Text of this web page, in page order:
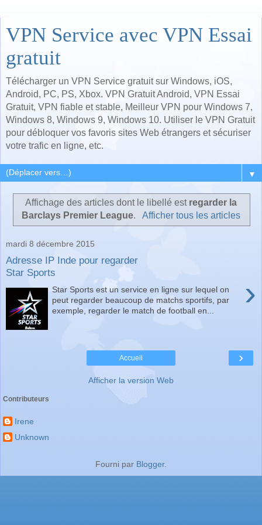
VPN Service avec VPN Essai
gratuit
Télécharger un VPN Service gratuit sur Windows, iOS,
Android, PC, PS, Xbox. VPN Gratuit Android, VPN Essai
Gratuit, VPN fiable et stable, Meilleur VPN pour Windows 7,
Windows 8, Windows 9, Windows 10. Utiliser le VPN Gratuit
pour débloquer vos favoris sites Web étrangers et sécuriser
votre trafic en ligne, etc.
▼
Affichage des articles dont le libellé est regarder la
Barclays Premier League. Afficher tous les articles
mardi 8 décembre 2015
Adresse IP Inde pour regarder
Star Sports
›
Star Sports est un service en ligne sur lequel on
peut regarder beaucoup de matchs sportifs, par
exemple, regarder le match de football en...
›
Accueil
Afficher la version Web
Contributeurs
Irene
Unknown
Fourni par Blogger.